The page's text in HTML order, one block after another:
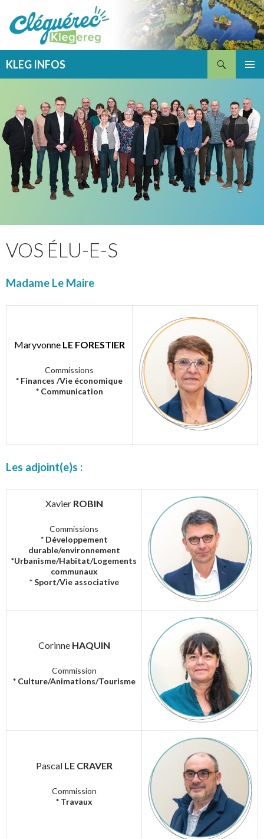
KLEG INFOS
VOS ÉLU-E-S
Madame Le Maire
Maryvonne LE FORESTIER
Commissions
* Finances /Vie économique
* Communication
Les adjoint(e)s :
Xavier ROBIN
Commissions
* Développement
durable/environnement
*Urbanisme/Habitat/Logements
communaux
* Sport/Vie associative
Corinne HAQUIN
Commission
* Culture/Animations/Tourisme
Pascal LE CRAVER
Commission
* Travaux